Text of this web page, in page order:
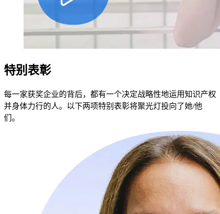
特别表彰
每一家获奖企业的背后，都有一个决定战略性地运用知识产权
并身体力行的人。以下两项特别表彰将聚光灯投向了她/他
们。